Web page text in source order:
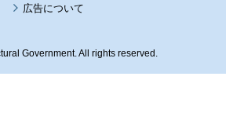
広告について
Government. All rights reserved.